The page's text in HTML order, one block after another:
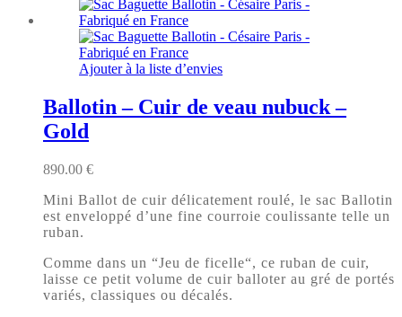
Ajouter à la liste d’envies
Ballotin – Cuir de veau nubuck –
Gold
890.00 €
Mini Ballot de cuir délicatement roulé, le sac Ballotin
est enveloppé d’une fine courroie coulissante telle un
ruban.
Comme dans un “Jeu de ficelle“, ce ruban de cuir,
laisse ce petit volume de cuir balloter au gré de portés
variés, classiques ou décalés.